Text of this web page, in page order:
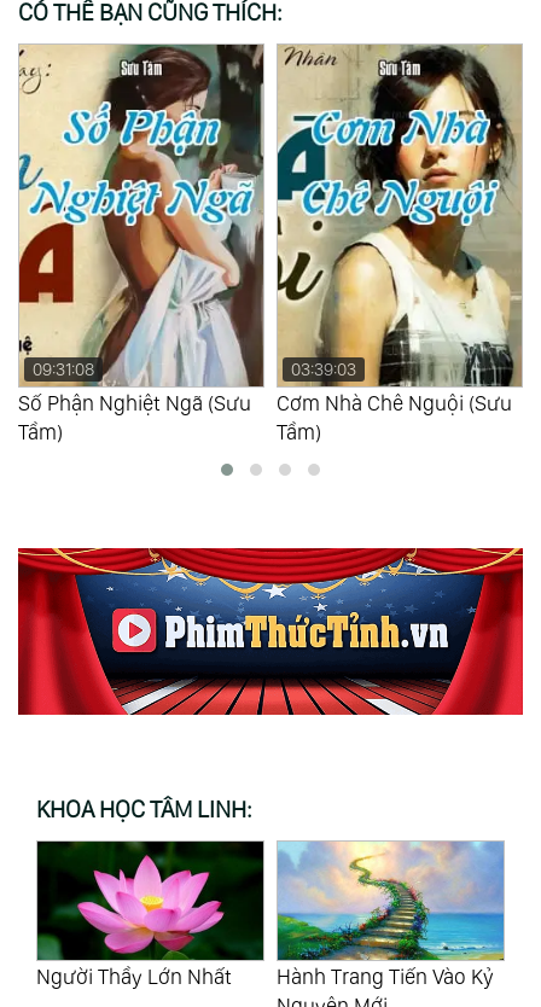
CÓ THỂ BẠN CŨNG THÍCH:
03:39:03
Cơm Nhà Chê Nguội (Sưu
Tầm)
01:54:27
Lấy Chồng Giàu (Sưu Tầm)
KHOA HỌC TÂM LINH:
Hành Trang Tiến Vào Kỷ
Tự Do Ý Chí